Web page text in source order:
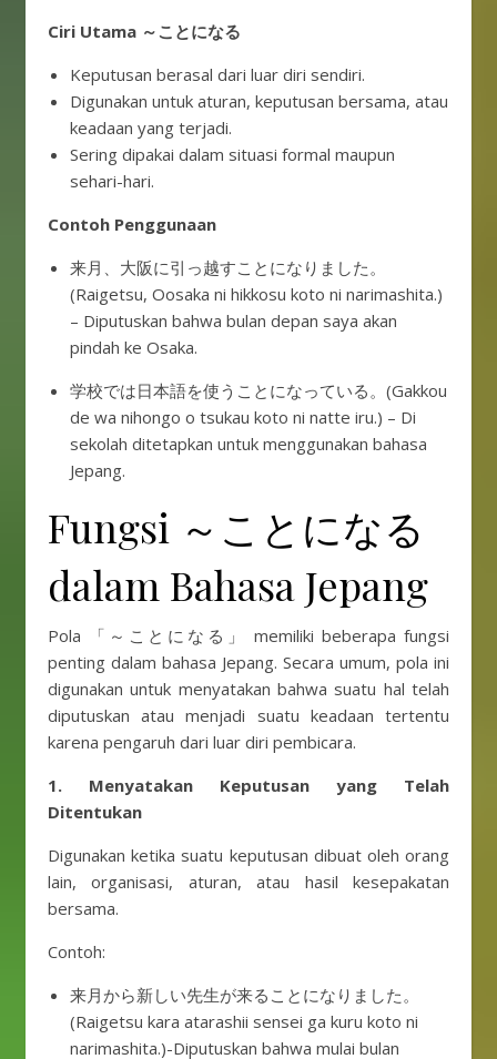
Ciri Utama ～ことになる
Keputusan berasal dari luar diri sendiri.
Digunakan untuk aturan, keputusan bersama, atau
keadaan yang terjadi.
Sering dipakai dalam situasi formal maupun
sehari-hari.
Contoh Penggunaan
来月、大阪に引っ越すことになりました。
(Raigetsu, Oosaka ni hikkosu koto ni narimashita.)
– Diputuskan bahwa bulan depan saya akan
pindah ke Osaka.
学校では日本語を使うことになっている。(Gakkou
de wa nihongo o tsukau koto ni natte iru.) – Di
sekolah ditetapkan untuk menggunakan bahasa
Jepang.
Fungsi ～ことになる
dalam Bahasa Jepang
Pola 「～ことになる」 memiliki beberapa fungsi
penting dalam bahasa Jepang. Secara umum, pola ini
digunakan untuk menyatakan bahwa suatu hal telah
diputuskan atau menjadi suatu keadaan tertentu
karena pengaruh dari luar diri pembicara.
1. Menyatakan Keputusan yang Telah
Ditentukan
Digunakan ketika suatu keputusan dibuat oleh orang
lain, organisasi, aturan, atau hasil kesepakatan
bersama.
Contoh:
来月から新しい先生が来ることになりました。
(Raigetsu kara atarashii sensei ga kuru koto ni
narimashita.)-Diputuskan bahwa mulai bulan